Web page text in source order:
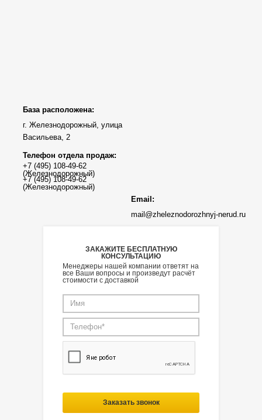
База расположена:
г. Железнодорожный, улица
Васильева, 2
Телефон отдела продаж:
Email:
mail@zheleznodorozhnyj-nerud.ru
ЗАКАЖИТЕ БЕСПЛАТНУЮ
КОНСУЛЬТАЦИЮ
Менеджеры нашей компании ответят на
все Ваши вопросы и произведут расчёт
стоимости с доставкой
Заказать звонок